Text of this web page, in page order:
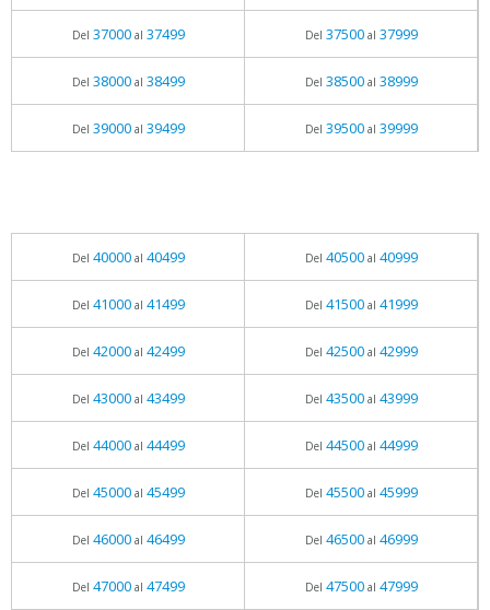
Del 37000al 37499 Del 37500al 37999
Del 38000al 38499 Del 38500al 38999
Del 39000al 39499 Del 39500al 39999
Del 40000al 40499 Del 40500al 40999
Del 41000al 41499 Del 41500al 41999
Del 42000al 42499 Del 42500al 42999
Del 43000al 43499 Del 43500al 43999
Del 44000al 44499 Del 44500al 44999
Del 45000al 45499 Del 45500al 45999
Del 46000al 46499 Del 46500al 46999
Del 47000al 47499 Del 47500al 47999